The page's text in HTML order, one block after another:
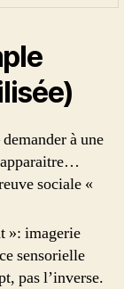
à une
sociale «
»: imagerie
sensorielle
pas l’inverse.